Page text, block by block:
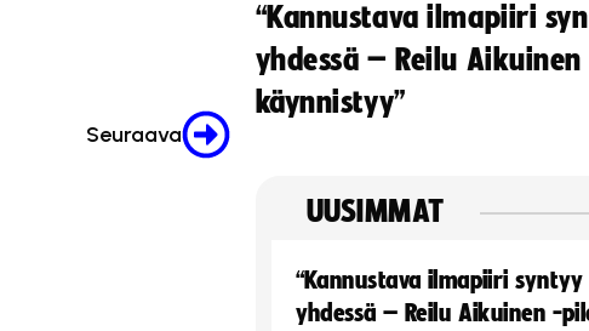
Seuraava
“Kannustava ilmapiiri
yhdessä – Reilu
käynnistyy”
UUSIMMAT
“Kannustava ilmapiiri syntyy
yhdessä – Reilu Aikuinen -